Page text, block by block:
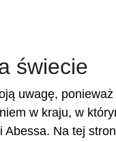
świecie
uwagę,
w kraju, w
Na tej